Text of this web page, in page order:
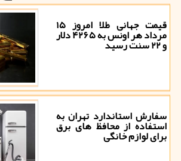
قیمت جهانی طلا امروز ۱۵
مرداد هر اونس به ۴۲۶۵ دلار
و ۲۲ سنت رسید
سفارش استاندارد تهران به
استفاده از محافظ های برق
برای لوازم خانگی